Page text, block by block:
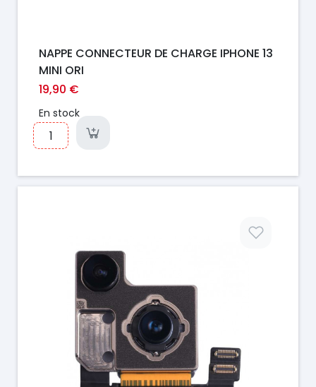
NAPPE CONNECTEUR DE CHARGE IPHONE 13
MINI ORI
19,90 €
En stock